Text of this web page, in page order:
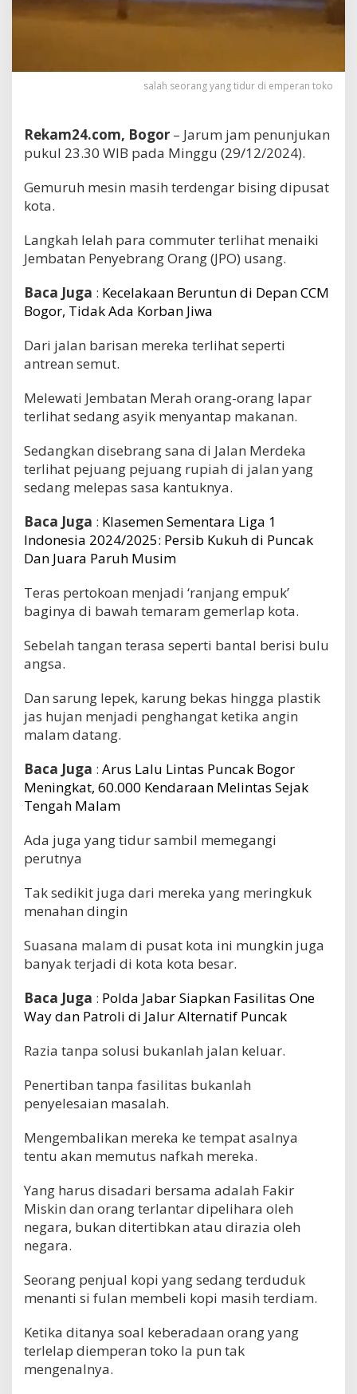
salah seorang yang tidur di emperan toko
Rekam24.com, Bogor – Jarum jam penunjukan
pukul 23.30 WIB pada Minggu (29/12/2024).
Gemuruh mesin masih terdengar bising dipusat
kota.
Langkah lelah para commuter terlihat menaiki
Jembatan Penyebrang Orang (JPO) usang.
Baca Juga : Kecelakaan Beruntun di Depan CCM
Bogor, Tidak Ada Korban Jiwa
Dari jalan barisan mereka terlihat seperti
antrean semut.
Melewati Jembatan Merah orang-orang lapar
terlihat sedang asyik menyantap makanan.
Sedangkan disebrang sana di Jalan Merdeka
terlihat pejuang pejuang rupiah di jalan yang
sedang melepas sasa kantuknya.
Baca Juga : Klasemen Sementara Liga 1
Indonesia 2024/2025: Persib Kukuh di Puncak
Dan Juara Paruh Musim
Teras pertokoan menjadi ‘ranjang empuk’
baginya di bawah temaram gemerlap kota.
Sebelah tangan terasa seperti bantal berisi bulu
angsa.
Dan sarung lepek, karung bekas hingga plastik
jas hujan menjadi penghangat ketika angin
malam datang.
Baca Juga : Arus Lalu Lintas Puncak Bogor
Meningkat, 60.000 Kendaraan Melintas Sejak
Tengah Malam
Ada juga yang tidur sambil memegangi
perutnya
Tak sedikit juga dari mereka yang meringkuk
menahan dingin
Suasana malam di pusat kota ini mungkin juga
banyak terjadi di kota kota besar.
Baca Juga : Polda Jabar Siapkan Fasilitas One
Way dan Patroli di Jalur Alternatif Puncak
Razia tanpa solusi bukanlah jalan keluar.
Penertiban tanpa fasilitas bukanlah
penyelesaian masalah.
Mengembalikan mereka ke tempat asalnya
tentu akan memutus nafkah mereka.
Yang harus disadari bersama adalah Fakir
Miskin dan orang terlantar dipelihara oleh
negara, bukan ditertibkan atau dirazia oleh
negara.
Seorang penjual kopi yang sedang terduduk
menanti si fulan membeli kopi masih terdiam.
Ketika ditanya soal keberadaan orang yang
terlelap diemperan toko Ia pun tak
mengenalnya.